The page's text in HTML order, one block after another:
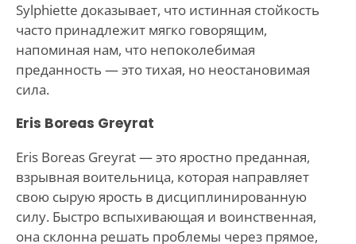
Sylphiette доказывает, что истинная стойкость
часто принадлежит мягко говорящим,
напоминая нам, что непоколебимая
преданность — это тихая, но неостановимая
сила.
Eris Boreas Greyrat
Eris Boreas Greyrat — это яростно преданная,
взрывная воительница, которая направляет
свою сырую ярость в дисциплинированную
силу. Быстро вспыхивающая и воинственная,
она склонна решать проблемы через прямое,